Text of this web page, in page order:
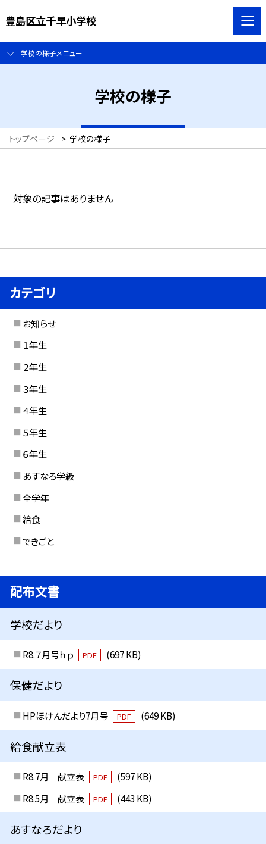
豊島区立千早小学校
学校の様子メニュー
学校の様子
トップページ > 学校の様子
対象の記事はありません
カテゴリ
お知らせ
１年生
２年生
３年生
４年生
５年生
６年生
あすなろ学級
全学年
給食
できごと
配布文書
学校だより
R8.７月号ｈｐ PDF (697 KB)
保健だより
HPほけんだより7月号 PDF (649 KB)
給食献立表
R8.7月 献立表 PDF
(597 KB)
R8.5月 献立表
PDF (443 KB)
あすなろだより